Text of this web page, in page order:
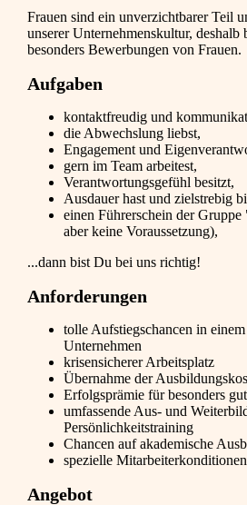
Frauen sind ein unverzichtbarer Teil
unserer Unternehmenskultur, deshalb
besonders Bewerbungen von Frauen.
Aufgaben
kontaktfreudig und
die Abwechslung liebst,
Engagement und
gern im Team arbeitest,
Verantwortungsgefühl besitzt,
Ausdauer hast und zielstrebig
einen Führerschein der
aber keine Voraussetzung),
...dann bist Du bei uns richtig!
Anforderungen
tolle Aufstiegschancen in
Unternehmen
krisensicherer Arbeitsplatz
Übernahme der
Erfolgsprämie für besonders
umfassende Aus- und
Persönlichkeitstraining
Chancen auf akademische
spezielle
Angebot